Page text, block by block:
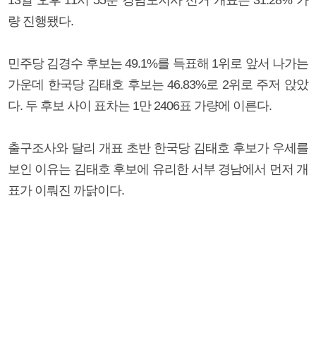
량 진행됐다.
민주당 김경수 후보는 49.1%를 득표해 1위로 앞서 나가는
가운데 한국당 김태호 후보는 46.83%로 2위로 주저 앉았
다. 두 후보 사이 표차는 1만 2406표 가량에 이른다.
출구조사와 달리 개표 초반 한국당 김태호 후보가 우세를
보인 이유는 김태호 후보에 유리한 서부 경남에서 먼저 개
표가 이뤄진 까닭이다.